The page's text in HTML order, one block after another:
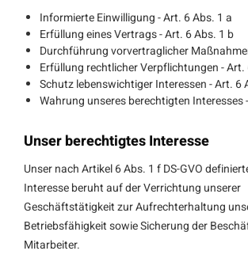
Informierte Einwilligung - Art. 6 Abs. 1 a
Erfüllung eines Vertrags - Art. 6 Abs. 1 b
Durchführung vorvertraglicher
Erfüllung rechtlicher Verpflichtungen - Art.
Schutz lebenswichtiger Interessen - Art. 6
Wahrung unseres berechtigten Interesses
Unser berechtigtes Interesse
Unser nach Artikel 6 Abs. 1 f DS-GVO
Interesse beruht auf der Verrichtung unserer
Geschäftstätigkeit zur Aufrechterhaltung
Betriebsfähigkeit sowie Sicherung der
Mitarbeiter.